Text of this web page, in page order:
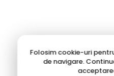
Folosim cookie-uri
de navigare.